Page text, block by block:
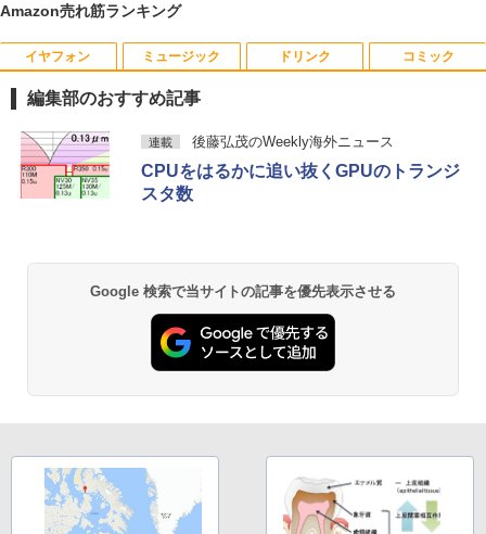
5
チ フルHD Lenovo ThinkPad P15 Gen1
/ Windows11/ 第10世代Core i7-10850H/
16GB (32GB選択可)/ NVMe 256GB-SSD
(512GB選択可)/ NVIDIA RTX 3000 カメ
ートパソコン 中古パソコン 中古PC即日
発送
￥59,990
対応 ミニパソコン
￥66,999
5
80 PlusミニPC AMD Ryzen 7 8845HS 1
6GB/32GB RAM 512GB/1TB SSD Wind
ows 11 Pro ゲーミングpc 2.5Gbps LA
N/Wi-Fi6E/BT5.2/HDMI2.1/USB4/DP1.4/
￥131,999
【エントリーで最大全額ポイント還元｜
8/11まで】 ASUS｜エイスース PCモニ
ター Eye Care ブラック VP227HF [21.4
z]
￥10,980
Amazon売れ筋ランキング
イヤフォン
Anker Soundcore P40i オフホワイト
￥7,990
￥5,990
ミュージック
BRUCE WAYNE feat. Flo Milli, ATL Jacob
[Explicit]
￥250
BRUCE WAYNE feat. Flo Milli, ATL Jacob
[Explicit]
￥250
ドリンク
by Amazon 天然水 ラベルレス 500ml ×24本
富士山の天然水 バナジウム含有 水 ミネラル
ウォーター ペットボトル 静岡県産 500ミリリ
ットル (Smart Basic)
【Amazon.co.jp限定】 い・ろ・は・す 2L P
ET ラベルレス ×8本
￥1,112
コミック
薬屋のひとりごと 17巻 (デジタル版ビッグガ
ンガンコミックス)
￥770
ONE PIECE モノクロ版 115 (ジャンプコミッ
クスDIGITAL)
￥594
編集部のおすすめ記事
連載 後藤弘茂のWeekly海外ニュース
CPUをはるかに追い抜くGPUのトランジ
スタ数
Google 検索で当サイトの記事を優先表示させる